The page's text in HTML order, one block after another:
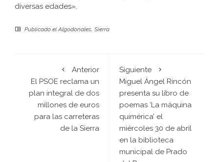
diversas edades».
Publicado elAlgodonales, Sierra
Anterior
El PSOE reclama un
plan integral de dos
millones de euros
para las carreteras
de la Sierra
Siguiente
Miguel Ángel Rincón
presenta su libro de
poemas ‘La máquina
quimérica’ el
miércoles 30 de abril
en la biblioteca
municipal de Prado